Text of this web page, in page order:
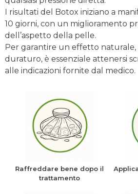
I risultati del Botox iniziano a
10 giorni, con un miglioramento
dell’aspetto della pelle.
Per garantire un effetto naturale,
duraturo, è essenziale attenersi
alle indicazioni fornite dal medico.
Raffreddare bene dopo il
trattamento